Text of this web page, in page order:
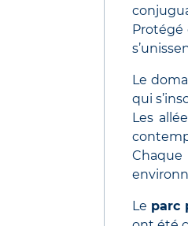
Protégé
Le
qui
Les
Le parc